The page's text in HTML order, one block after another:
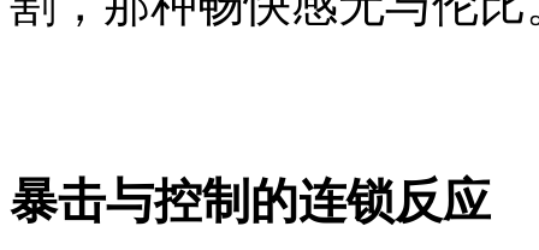
暴击与控制的连锁反应